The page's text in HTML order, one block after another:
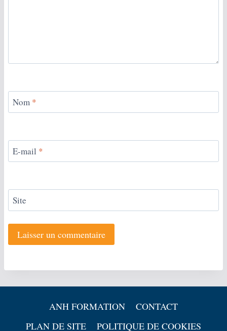
Nom *
E-mail *
Site
ANH FORMATION
CONTACT
PLAN DE SITE
POLITIQUE DE COOKIES